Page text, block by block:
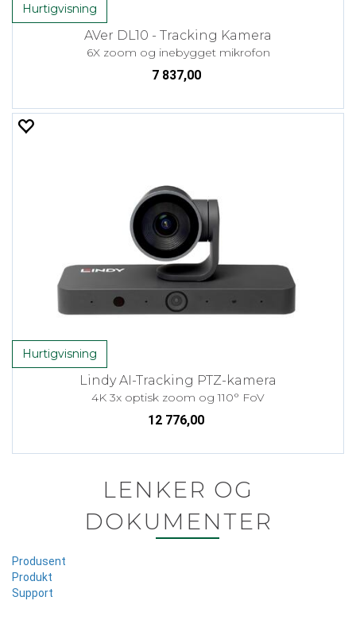
Hurtigvisning
AVer DL10 - Tracking Kamera
6X zoom og inebygget mikrofon
7 837,00
Hurtigvisning
Lindy AI-Tracking PTZ-kamera
4K 3x optisk zoom og 110° FoV
12 776,00
LENKER OG
DOKUMENTER
Produsent
Produkt
Support